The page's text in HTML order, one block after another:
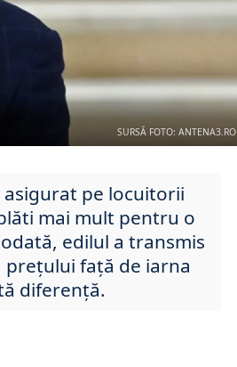
SURSĂ FOTO: ANTENA3.RO
asigurat pe locuitorii
mai mult pentru o
edilul a transmis
prețului față de iarna
diferență.